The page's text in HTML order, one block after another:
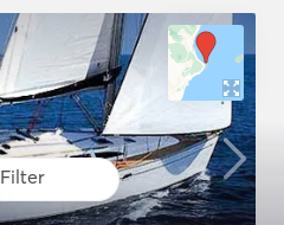
Filter